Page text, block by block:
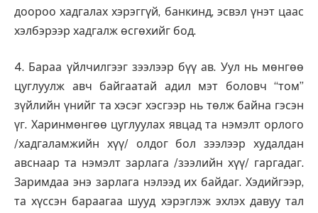
доороо хадгалах хэрэггүй, банкинд, эсвэл үнэт цаас
хэлбэрээр хадгалж өсгөхийг бод.
4. Бараа үйлчилгээг зээлээр бүү ав. Уул нь мөнгөө
цуглуулж авч байгаатай адил мэт боловч “том”
зүйлийн үнийг та хэсэг хэсгээр нь төлж байна гэсэн
үг. Харинмөнгөө цуглуулах явцад та нэмэлт орлого
/хадгаламжийн хүү/ олдог бол зээлээр худалдан
авснаар та нэмэлт зарлага /зээлийн хүү/ гаргадаг.
Заримдаа энэ зарлага нэлээд их байдаг. Хэдийгээр,
та хүссэн бараагаа шууд хэрэглэж эхлэх давуу тал